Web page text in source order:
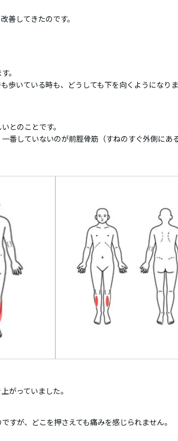
善してきたのです。
。
歩いている時も、どうしても下を向くようになりま
とのことです。
番していないのが前脛骨筋（すねのすぐ外側にあ
がっていました。
すが、どこを押さえても痛みを感じられません。